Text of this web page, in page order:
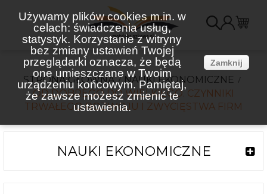
Używamy plików cookies m.in. w
celach: świadczenia usług,
statystyk. Korzystanie z witryny
bez zmiany ustawień Twojej
przeglądarki oznacza, że będą
one umieszczane w Twoim
urządzeniu końcowym. Pamiętaj,
że zawsze możesz zmienić te
ustawienia.
Zamknij
STRONA GŁÓWNA
NAUKI EKONOMICZNE
OD DOBREGO DO WIELKIEGO. CZYNNIKI
TRWAŁEGO ROZWOJU I ZWYCIĘSTWA FIRM
NAUKI EKONOMICZNE